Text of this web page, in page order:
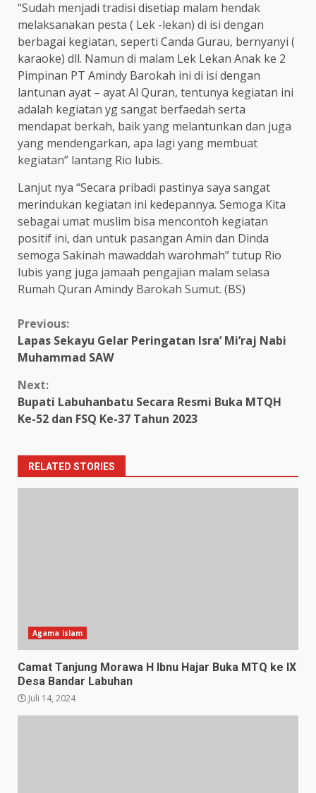
“Sudah menjadi tradisi disetiap malam hendak
melaksanakan pesta ( Lek -lekan) di isi dengan
berbagai kegiatan, seperti Canda Gurau, bernyanyi (
karaoke) dll. Namun di malam Lek Lekan Anak ke 2
Pimpinan PT Amindy Barokah ini di isi dengan
lantunan ayat – ayat Al Quran, tentunya kegiatan ini
adalah kegiatan yg sangat berfaedah serta
mendapat berkah, baik yang melantunkan dan juga
yang mendengarkan, apa lagi yang membuat
kegiatan” lantang Rio lubis.
Lanjut nya “Secara pribadi pastinya saya sangat
merindukan kegiatan ini kedepannya. Semoga Kita
sebagai umat muslim bisa mencontoh kegiatan
positif ini, dan untuk pasangan Amin dan Dinda
semoga Sakinah mawaddah warohmah” tutup Rio
lubis yang juga jamaah pengajian malam selasa
Rumah Quran Amindy Barokah Sumut. (BS)
Continue
Reading
Previous:
Lapas Sekayu Gelar Peringatan Isra’ Mi’raj Nabi
Muhammad SAW
Next:
Bupati Labuhanbatu Secara Resmi Buka MTQH
Ke-52 dan FSQ Ke-37 Tahun 2023
RELATED STORIES
Agama islam
Camat Tanjung Morawa H Ibnu Hajar Buka MTQ ke IX
Desa Bandar Labuhan
Juli 14, 2024